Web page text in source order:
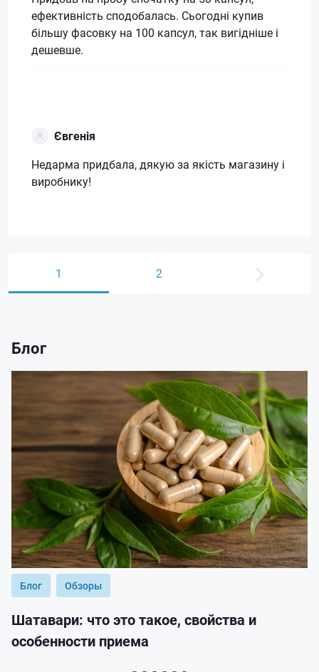
ефективність сподобалась. Сьогодні купив
більшу фасовку на 100 капсул, так вигідніше і
дешевше.
Євгенія
Недарма придбала, дякую за якість магазину і
виробнику!
1 2
Блог
Блог Обзоры
Шатавари: что это такое, свойства и
особенности приема